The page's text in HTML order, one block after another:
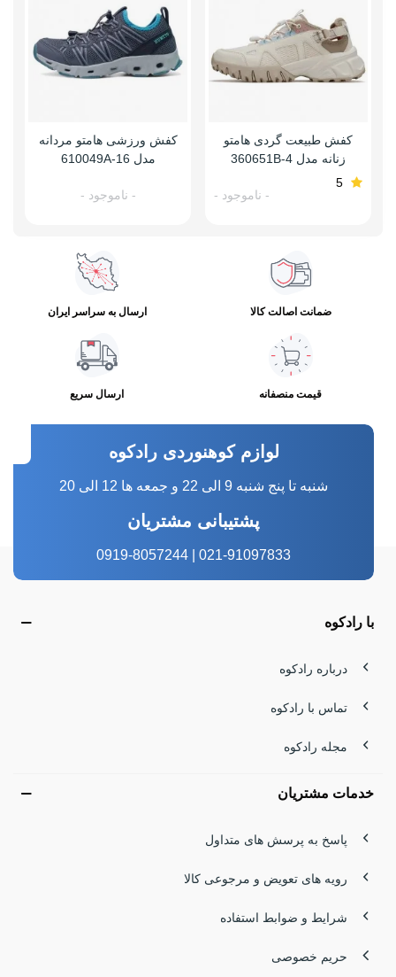
کفش طبیعت گردی هامتو
زنانه مدل 360651B-4
5
- ناموجود -
کفش ورزشی هامتو مردانه
مدل 610049A-16
- ناموجود -
ضمانت اصالت کالا ارسال به سراسر ایران
قیمت منصفانه ارسال سریع
لوازم کوهنوردی رادکوه
شنبه تا پنج شنبه 9 الی 22 و جمعه ها 12 الی 20
پشتیبانی مشتریان
021-91097833 | 0919-8057244
با رادکوه
درباره رادکوه
تماس با رادکوه
مجله رادکوه
خدمات مشتریان
پاسخ به پرسش های متداول
رویه های تعویض و مرجوعی کالا
شرایط و ضوابط استفاده
حریم خصوصی